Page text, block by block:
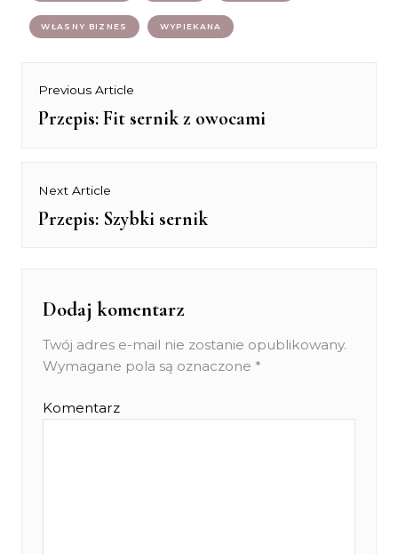
WŁASNY BIZNES WYPIEKANA
Nawigacja
wpisu
Previous Article
Previous
Przepis: Fit sernik z owocami
Next Article
Next
Przepis: Szybki sernik
Dodaj komentarz
Twój adres e-mail nie zostanie opublikowany.
Wymagane pola są oznaczone *
Komentarz